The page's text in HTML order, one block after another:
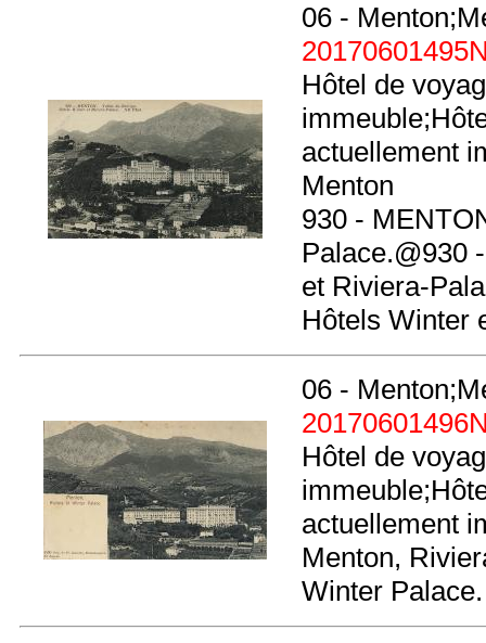
06 -
Hôtel de
actuellement
Menton
930 -
Palace.@930
et Riviera-
Hôtels Winter
06 -
Hôtel de
actuellement
Menton,
Winter Palace.